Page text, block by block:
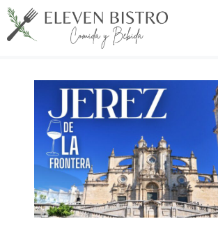
Saltar
al
contenido